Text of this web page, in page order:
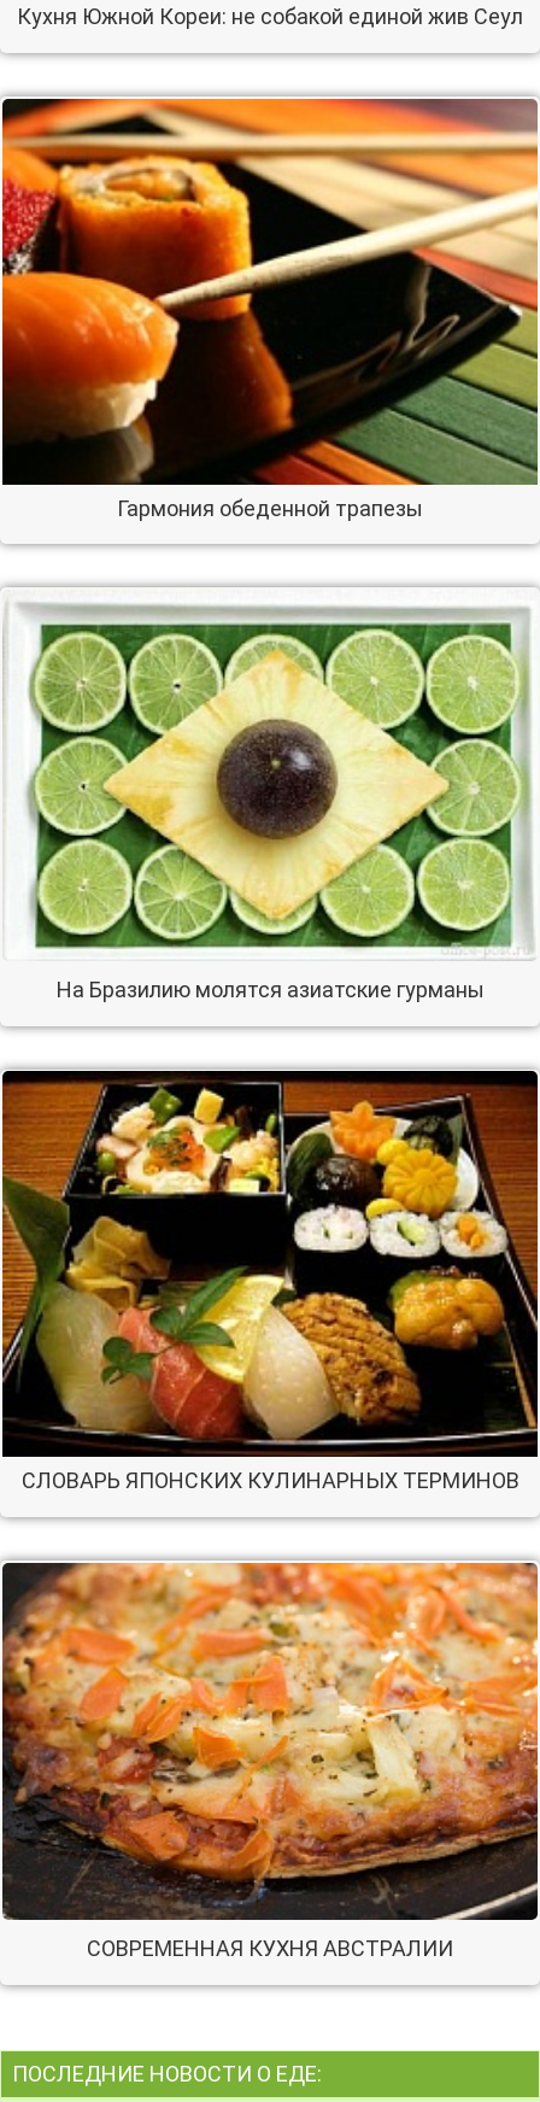
Кухня Южной Кореи: не собакой единой жив Сеул
Гармония обеденной трапезы
На Бразилию молятся азиатские гурманы
СЛОВАРЬ ЯПОНСКИХ КУЛИНАРНЫХ ТЕРМИНОВ
СОВРЕМЕННАЯ КУХНЯ АВСТРАЛИИ
ПОСЛЕДНИЕ НОВОСТИ О ЕДЕ: